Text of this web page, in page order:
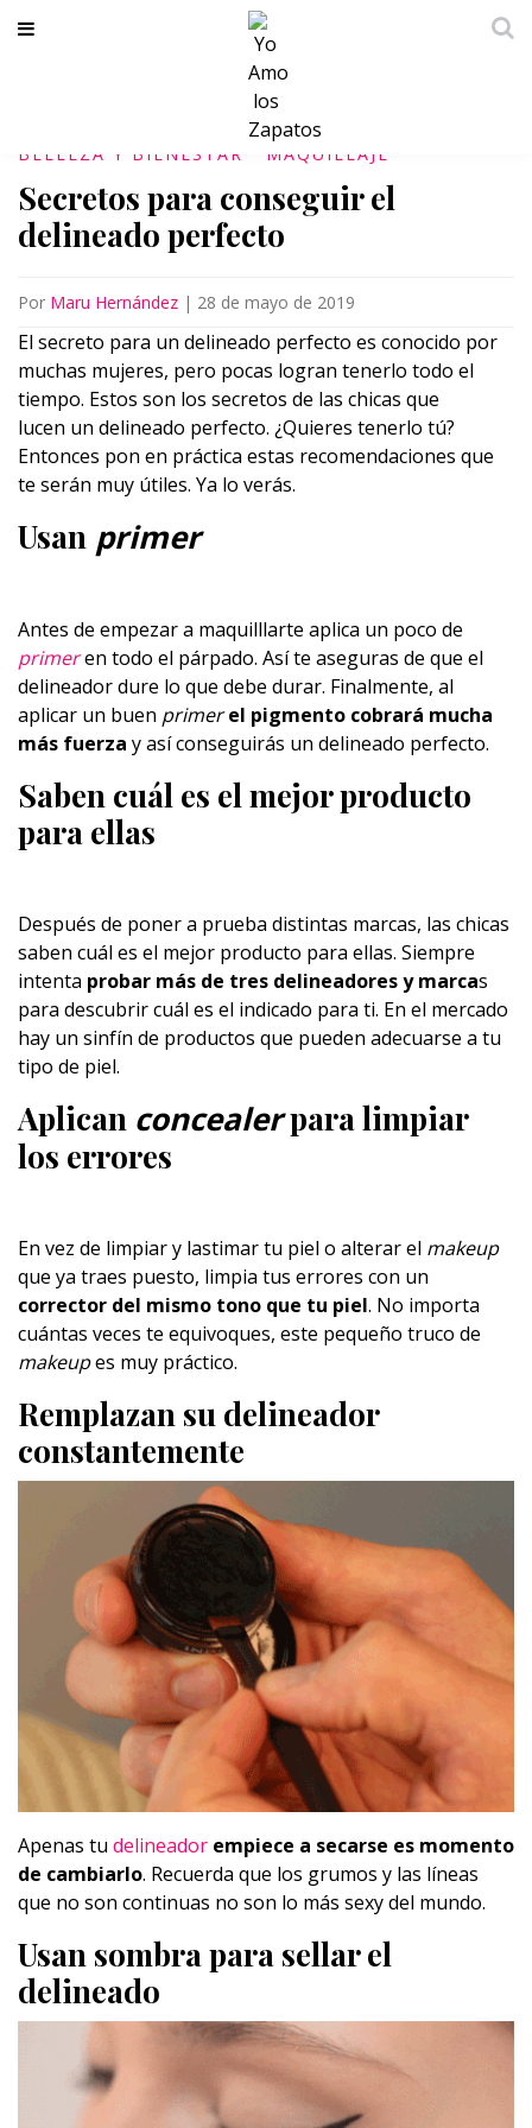
BELLEZA Y BIENESTAR MAQUILLAJE
Secretos para conseguir el
delineado perfecto
Por Maru Hernández | 28 de mayo de 2019
El secreto para un delineado perfecto es conocido por
muchas mujeres, pero pocas logran tenerlo todo el
tiempo. Estos son los secretos de las chicas que
lucen un delineado perfecto. ¿Quieres tenerlo tú?
Entonces pon en práctica estas recomendaciones que
te serán muy útiles. Ya lo verás.
Usan primer
Antes de empezar a maquilllarte aplica un poco de
primeren todo el párpado. Así te aseguras de que el
delineador dure lo que debe durar. Finalmente, al
aplicar un buen primer el pigmento cobrará mucha
más fuerza y así conseguirás un delineado perfecto.
Saben cuál es el mejor producto
para ellas
Después de poner a prueba distintas marcas, las chicas
saben cuál es el mejor producto para ellas. Siempre
intenta probar más de tres delineadores y marcas
para descubrir cuál es el indicado para ti. En el mercado
hay un sinfín de productos que pueden adecuarse a tu
tipo de piel.
Aplican concealerpara limpiar
los errores
En vez de limpiar y lastimar tu piel o alterar el makeup
que ya traes puesto, limpia tus errores con un
corrector del mismo tono que tu piel. No importa
cuántas veces te equivoques, este pequeño truco de
makeupes muy práctico.
Remplazan su delineador
constantemente
Apenas tu delineador empiece a secarse es momento
de cambiarlo. Recuerda que los grumos y las líneas
que no son continuas no son lo más sexy del mundo.
Usan sombra para sellar el
delineado